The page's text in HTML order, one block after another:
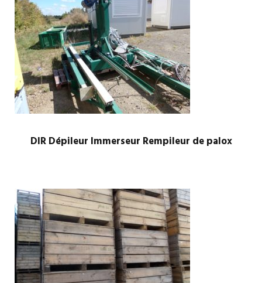
DIR Dépileur Immerseur Rempileur de palox